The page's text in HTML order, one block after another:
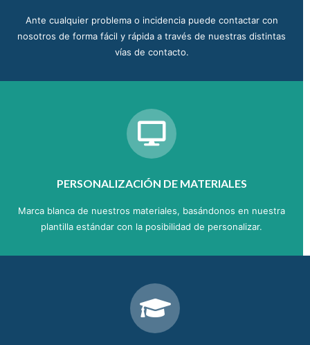
Ante cualquier problema o incidencia puede contactar con
nosotros de forma fácil y rápida a través de nuestras distintas
vías de contacto.
PERSONALIZACIÓN DE MATERIALES
Marca blanca de nuestros materiales, basándonos en nuestra
plantilla estándar con la posibilidad de personalizar.